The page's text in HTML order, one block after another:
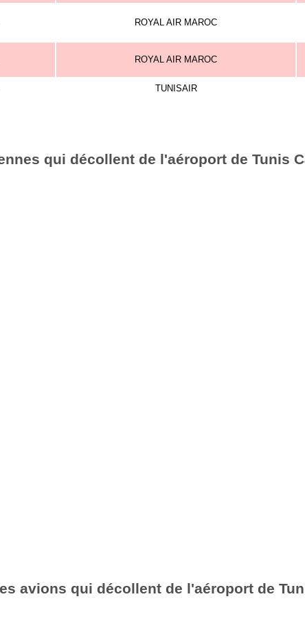
ROYAL AIR MAROC
ROYAL AIR MAROC
TUNISAIR
qui décollent de l'aéroport de Tunis
avions qui décollent de l'aéroport de